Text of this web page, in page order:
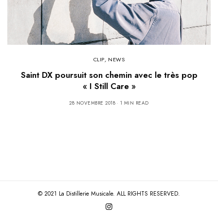
CLIP, NEWS
Saint DX poursuit son chemin avec le très pop
« I Still Care »
28 NOVEMBRE 2018 1 MIN READ
© 2021 La Distillerie Musicale. ALL RIGHTS RESERVED.